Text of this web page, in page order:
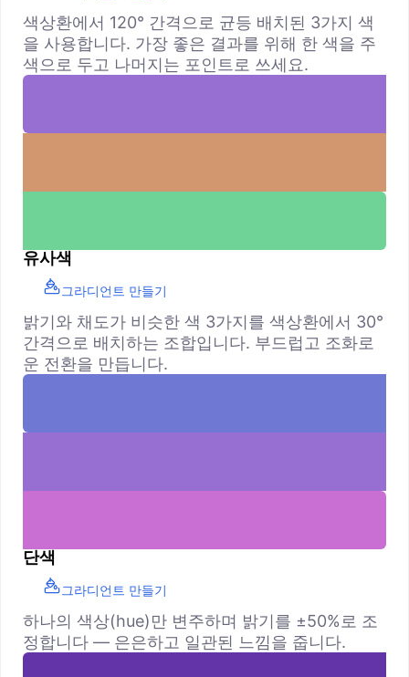
색상환에서 120° 간격으로 균등 배치된 3가지 색
을 사용합니다. 가장 좋은 결과를 위해 한 색을 주
색으로 두고 나머지는 포인트로 쓰세요.
유사색
그라디언트 만들기
밝기와 채도가 비슷한 색 3가지를 색상환에서 30°
간격으로 배치하는 조합입니다. 부드럽고 조화로
운 전환을 만듭니다.
단색
그라디언트 만들기
하나의 색상(hue)만 변주하며 밝기를 ±50%로 조
정합니다 — 은은하고 일관된 느낌을 줍니다.